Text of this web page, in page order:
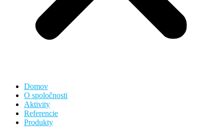
Domov
O spoločnosti
Aktivity
Referencie
Produkty